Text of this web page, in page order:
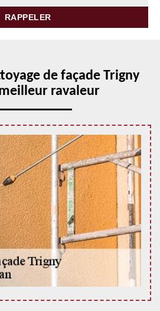
de façade Trigny
ravaleur